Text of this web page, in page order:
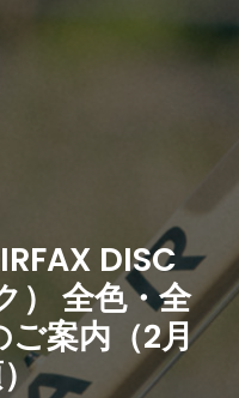
DISC
） 全色・全
案内（2月